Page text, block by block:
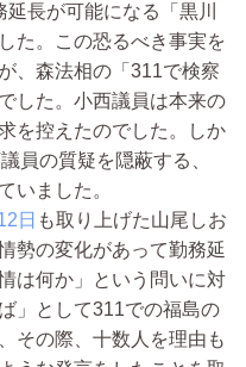
長が可能になる「黒川
た。この恐るべき事実を
、森法相の「311で検察
した。小西議員は本来の
を控えたのでした。しか
員の質疑を隠蔽する、
いました。
日 も取り上げた山尾しお
勢の変化があって勤務延
は何か」という問いに対
」として311での福島の
その際、十数人を理由も